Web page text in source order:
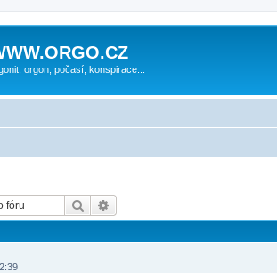
orgon, počasí, konspirace...
Hledat